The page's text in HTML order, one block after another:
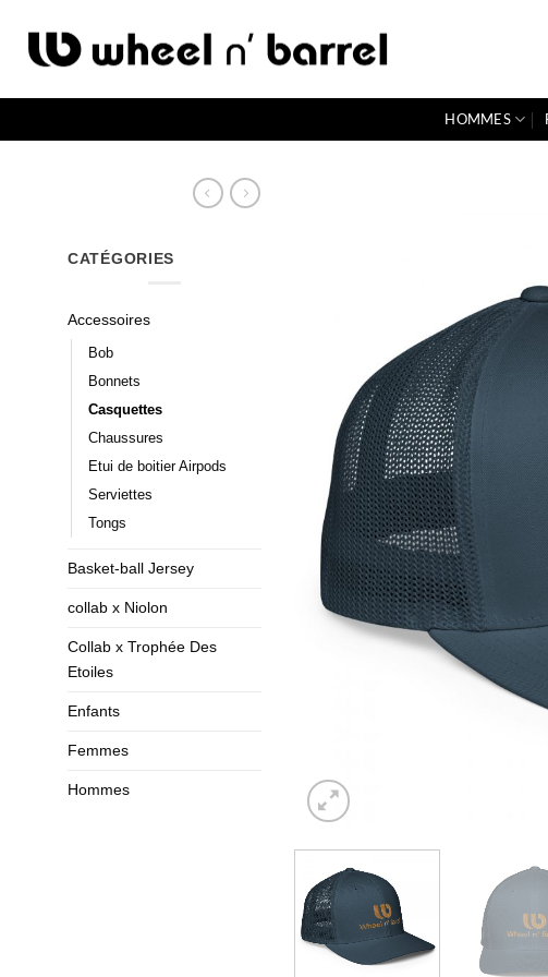
contenu
HOMMES
CATÉGORIES
Accessoires
Bob
Bonnets
Casquettes
Chaussures
Etui de boitier Airpods
Serviettes
Tongs
Basket-ball Jersey
collab x Niolon
Collab x Trophée Des
Etoiles
Enfants
Femmes
Hommes